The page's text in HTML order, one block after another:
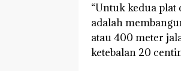
“Untuk kedua plat
adalah
atau 400 meter
ketebalan 20